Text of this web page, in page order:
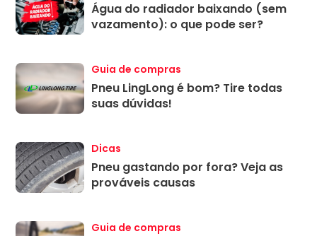
Água do radiador baixando (sem
vazamento): o que pode ser?
Guia de compras
Pneu LingLong é bom? Tire todas
suas dúvidas!
Dicas
Pneu gastando por fora? Veja as
prováveis causas
Guia de compras